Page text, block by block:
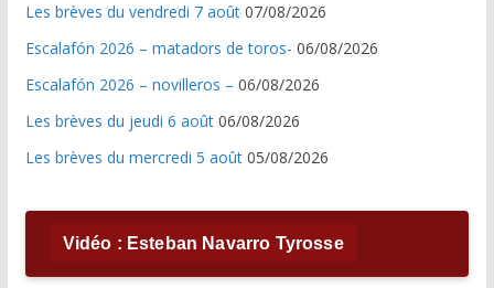
Les brèves du vendredi 7 août 07/08/2026
Escalafón 2026 – matadors de toros- 06/08/2026
Escalafón 2026 – novilleros – 06/08/2026
Les brèves du jeudi 6 août 06/08/2026
Les brèves du mercredi 5 août 05/08/2026
Vidéo : Esteban Navarro Tyrosse